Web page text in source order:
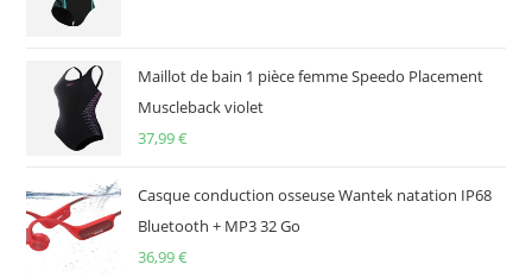
Maillot de bain 1 pièce femme Speedo Placement
Muscleback violet
37,99€
Casque conduction osseuse Wantek natation IP68
Bluetooth + MP3 32 Go
36,99€